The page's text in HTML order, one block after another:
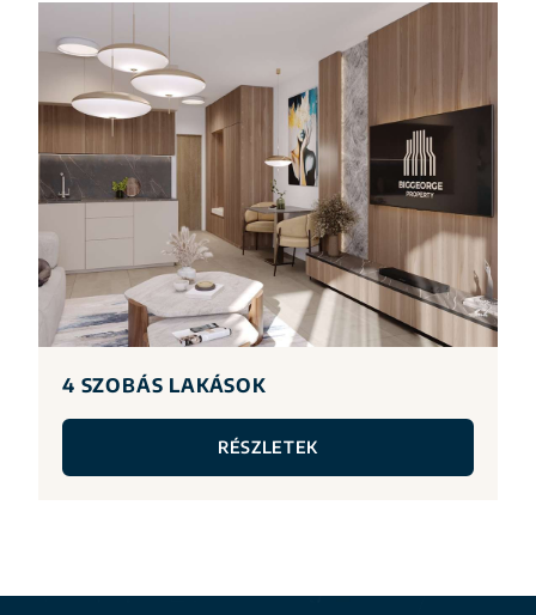
4 SZOBÁS LAKÁSOK
RÉSZLETEK